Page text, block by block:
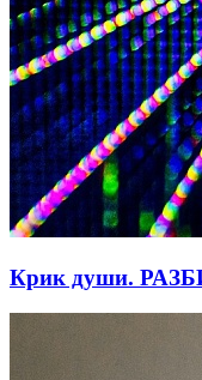
Крик души.